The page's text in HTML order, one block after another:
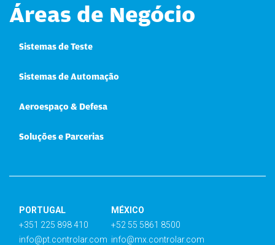
Áreas de Negócio
Sistemas de Teste
Sistemas de Automação
Aeroespaço & Defesa
Soluções e Parcerias
PORTUGAL
+351 225 898 410
info@pt.controlar.com
MÉXICO
+52 55 5861 8500
info@mx.controlar.com